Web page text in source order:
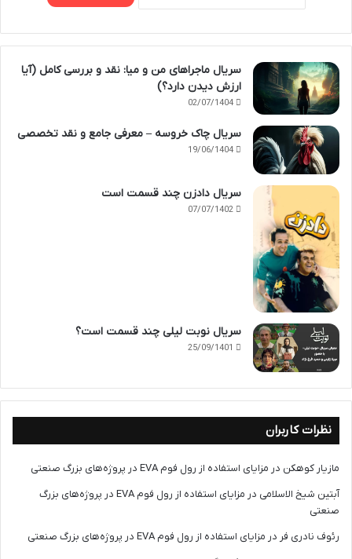
سریال ماجراهای من و میا: نقد و بررسی کامل (آیا
ارزش دیدن دارد؟)
02/07/1404
سریال چاک خروسه – معرفی جامع و نقد تخصصی
19/06/1404
سریال دادزن چند قسمت است
07/07/1402
سریال نوبت لیلی چند قسمت است؟
25/09/1401
نظرات کاربران
مازیار کوهکن در مزایای استفاده از رول فوم EVA در پروژه‌های بزرگ صنعتی
آبتین شیخ الاسلامی در
مزایای استفاده از رول فوم EVA در پروژه‌های بزرگ
صنعتی
رئوف نادری فر در مزایای استفاده از رول فوم EVA در پروژه‌های بزرگ صنعتی